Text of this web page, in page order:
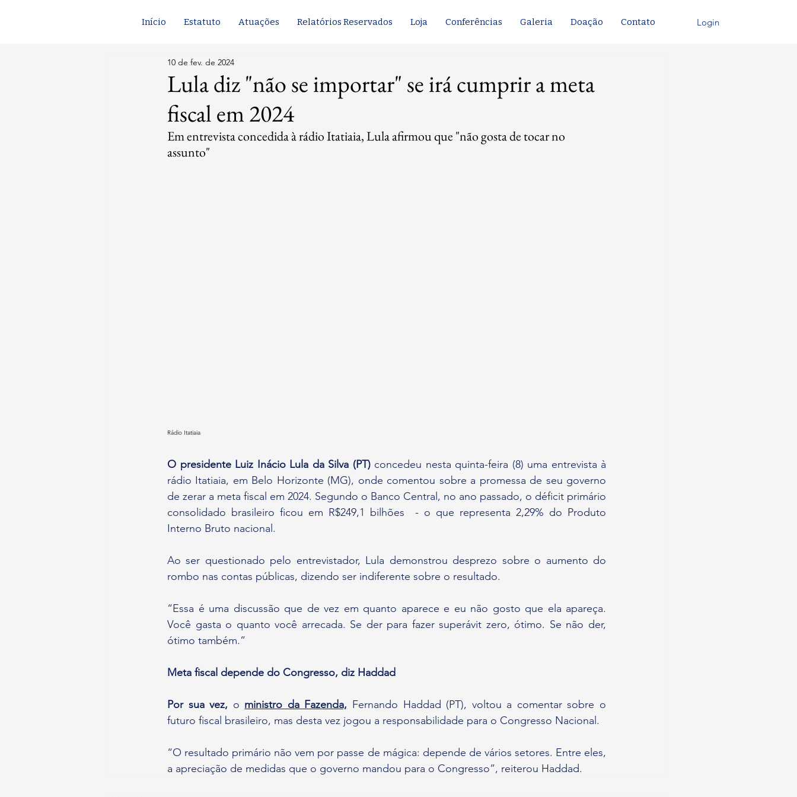
Início Estatuto Atuações Relatórios Reservados Loja Conferências Galeria Doação Contato Login
Lula diz "não se importar" se irá cumprir a meta
fiscal em 2024
10 de fev. de 2024
Em entrevista concedida à rádio Itatiaia, Lula afirmou que "não gosta de tocar no
assunto"
Rádio Itatiaia
O presidente Luiz Inácio Lula da Silva (PT) concedeu nesta quinta-feira (8) uma entrevista à
rádio Itatiaia, em Belo Horizonte (MG), onde comentou sobre a promessa de seu governo
de zerar a meta fiscal em 2024. Segundo o Banco Central, no ano passado, o déficit primário
consolidado brasileiro ficou em R$249,1 bilhões  - o que representa 2,29% do Produto
Interno Bruto nacional.
Ao ser questionado pelo entrevistador, Lula demonstrou desprezo sobre o aumento do
rombo nas contas públicas, dizendo ser indiferente sobre o resultado.
“Essa é uma discussão que de vez em quanto aparece e eu não gosto que ela apareça.
Você gasta o quanto você arrecada. Se der para fazer superávit zero, ótimo. Se não der,
ótimo também.”
Meta fiscal depende do Congresso, diz Haddad
Por sua vez, o ministro da Fazenda, Fernando Haddad (PT), voltou a comentar sobre o
futuro fiscal brasileiro, mas desta vez jogou a responsabilidade para o Congresso Nacional.
“O resultado primário não vem por passe de mágica: depende de vários setores. Entre eles,
a apreciação de medidas que o governo mandou para o Congresso”, reiterou Haddad.